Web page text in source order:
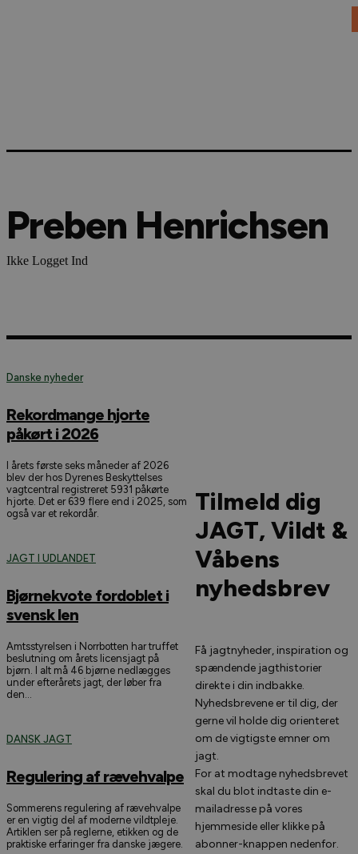
Preben Henrichsen
Ikke Logget Ind
Danske nyheder
Rekordmange hjorte
påkørt i 2026
I årets første seks måneder af 2026
blev der hos Dyrenes Beskyttelses
vagtcentral registreret 5931 påkørte
hjorte. Det er 639 flere end i 2025, som
også var et rekordår.
JAGT I UDLANDET
Bjørnekvote fordoblet i
svensk len
Amtsstyrelsen i Norrbotten har truffet
beslutning om årets licensjagt på
bjørn. I alt må 46 bjørne nedlægges
under efterårets jagt, der løber fra
den...
DANSK JAGT
Regulering af rævehvalpe
Sommerens regulering af rævehvalpe
er en vigtig del af moderne vildtpleje.
Artiklen ser på reglerne, etikken og de
praktiske erfaringer fra danske jægere.
Tilmeld dig
JAGT, Vildt &
Våbens
nyhedsbrev
Få jagtnyheder, inspiration og
spændende jagthistorier
direkte i din indbakke.
Nyhedsbrevene er til dig, der
gerne vil holde dig orienteret
om de vigtigste emner om
jagt.
For at modtage nyhedsbrevet
skal du blot indtaste din e-
mailadresse på vores
hjemmeside eller klikke på
abonner-knappen nedenfor.